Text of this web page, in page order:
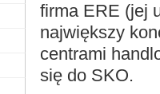
firma ERE (jej
największy
centrami
się do SKO.